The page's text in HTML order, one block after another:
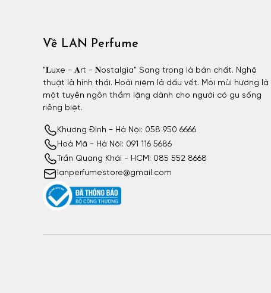
Về LAN Perfume
"𝐋uxe - 𝐀rt - 𝐍ostalgia" Sang trọng là bản chất. Nghệ
thuật là hình thái. Hoài niệm là dấu vết. Mỗi mùi hương là
một tuyên ngôn thầm lặng dành cho người có gu sống
riêng biệt.
Khương Đình - Hà Nội: 058 950 6666
Hoà Mã - Hà Nội: 091 116 5686
Trần Quang Khải - HCM: 085 552 8668
lanperfumestore@gmail.com